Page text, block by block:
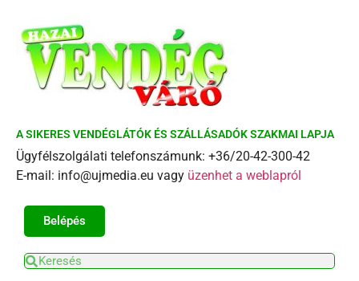
A SIKERES VENDÉGLÁTÓK ÉS SZÁLLÁSADÓK SZAKMAI LAPJA
Ügyfélszolgálati telefonszámunk: +36/20-42-300-42
E-mail: info@ujmedia.eu vagy üzenhet a weblapról
Belépés